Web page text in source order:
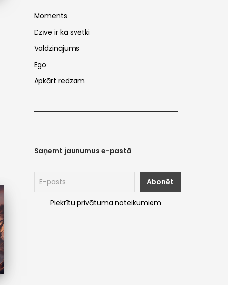
Moments
Dzīve ir kā svētki
Valdzinājums
Ego
Apkārt redzam
Saņemt jaunumus e-pastā
Piekrītu privātuma noteikumiem